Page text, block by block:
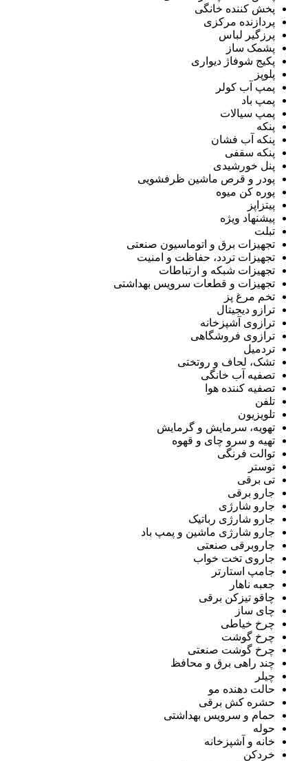
پخش کننده خانگی
پردازنده مرکزی
پرزگیر لباس
پشمک ساز
پکیج شوفاژ دیواری
پلوپز
پمپ آب کولر
پمپ باد
پمپ سیالات
پنکه
پنکه آب فشان
پنکه سقفی
پنل خورشیدی
پودر و قرص ماشین ظرفشویی
پوره کن میوه
پیتزاپز
پیشنهاد ویژه
تبلت
تجهیزات برق و اتوماسیون صنعتی
تجهیزات تردد، حفاظت و امنیت
تجهیزات شبکه و ارتباطات
تجهیزات و قطعات سرویس بهداشتی
تخم مرغ پز
ترازو دیجیتال
ترازوی آشپزخانه
ترازوی فروشگاهی
تردمیل
تشک، لحاف و روتختی
تصفیه آب خانگی
تصفیه کننده هوا
تلفن
تلویزیون
تهویه، سرمایش و گرمایش
تهیه و سرو چای و قهوه
توالت فرنگی
توستر
تی برقی
جارو برقی
جارو شارژی
جارو شارژی رباتیک
جارو شارژی ماشین و پمپ باد
جاروبرقی صنعتی
جاروی تخت خواب
جامپ استارتر
جعبه ناهار
چاقو تیزکن برقی
چای ساز
چرخ خیاطی
چرخ گوشت
چرخ گوشت صنعتی
چند راهی برق و محافظ
چیلر
حالت دهنده مو
حشره کش برقی
حمام و سرویس بهداشتی
حوله
خانه و آشپزخانه
خردکن